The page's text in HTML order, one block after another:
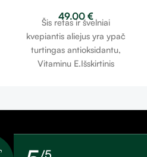
kriaušės aliejus 50ml
49.00 €
Šis retas ir švelniai
kvepiantis aliejus yra ypač
turtingas antioksidantu,
Vitaminu E.Išskirtinis